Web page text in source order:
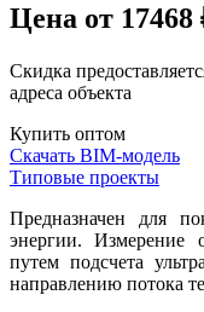
Цена от 17468
Скидка
адреса объекта
Купить оптом
Скачать BIM-модель
Типовые проекты
Предназначен для
энергии. Измерение
путем подсчета
направлению потока